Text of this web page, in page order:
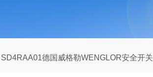
SD4RAA01德国威格勒WENGLOR安全开关